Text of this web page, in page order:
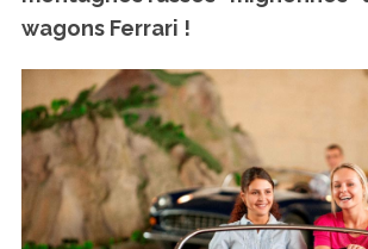
wagons Ferrari !